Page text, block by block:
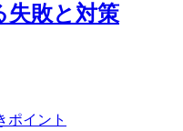
失敗と対策